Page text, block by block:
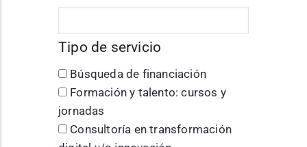
Tipo de servicio
Búsqueda de financiación
Formación y talento: cursos y
jornadas
Consultoría en transformación